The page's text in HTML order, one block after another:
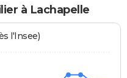
à Lachapelle
l'Insee)